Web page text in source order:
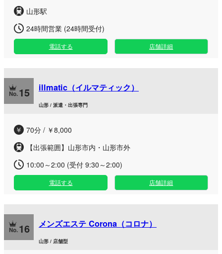
山形駅
24時間営業 (24時間受付)
電話する 店舗詳細
15 illmatic（イルマティック）
山形 / 派遣・出張専門
70分 / ￥8,000
【出張範囲】山形市内・山形市外
10:00～2:00 (受付 9:30～2:00)
電話する 店舗詳細
16 メンズエステ Corona（コロナ）
山形 / 店舗型